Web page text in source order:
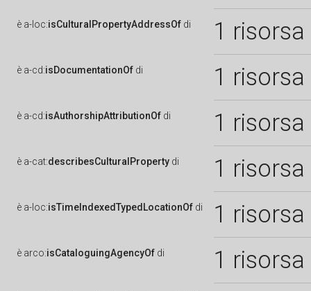
è a-loc:isCulturalPropertyAddressOf di 1 risorsa
è a-cd:isDocumentationOf di 1 risorsa
è a-cd:isAuthorshipAttributionOf di 1 risorsa
è a-cat:describesCulturalProperty di 1 risorsa
è a-loc:isTimeIndexedTypedLocationOf di 1 risorsa
è arco:isCataloguingAgencyOf di 1 risorsa